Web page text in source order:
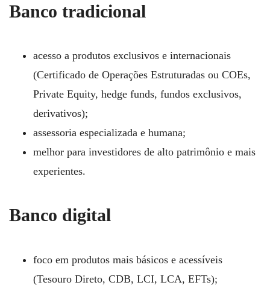
Banco tradicional
acesso a produtos exclusivos e internacionais
(Certificado de Operações Estruturadas ou COEs,
Private Equity, hedge funds, fundos exclusivos,
derivativos);
assessoria especializada e humana;
melhor para investidores de alto patrimônio e mais
experientes.
Banco digital
foco em produtos mais básicos e acessíveis
(Tesouro Direto, CDB, LCI, LCA, EFTs);